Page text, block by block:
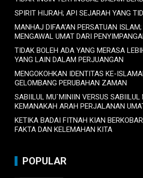
SPIRIT HIJRAH; API SEJARAH YANG
MANHAJ DIFAA’AN PERSATUAN
MENGAWAL UMAT DARI
TIDAK BOLEH ADA YANG MERASA
YANG LAIN DALAM PERJUANGAN
MENGOKOHKAN IDENTITAS KE-
GELOMBANG PERUBAHAN ZAMAN
SABIILUL MU`MINIIN VERSUS SABIILUL
KEMANAKAH ARAH PERJALANAN
KETIKA BADAI FITNAH KIAN
FAKTA DAN KELEMAHAN KITA
POPULAR